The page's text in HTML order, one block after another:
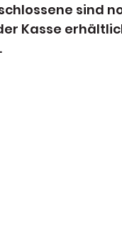
sind
Kasse